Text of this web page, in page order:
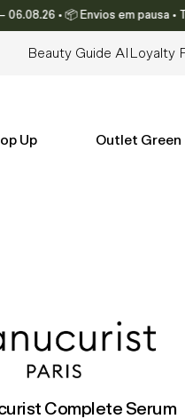
• 📦 Envios em pausa •
Beauty Guide AI Loyalty
Up Outlet Green
Complete Serum